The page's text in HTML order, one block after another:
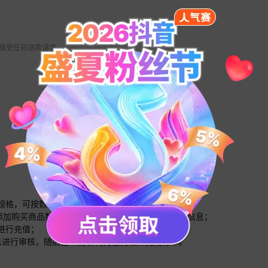
受任何退款请求。
格，可按数量下单购买；
购买商品数量，根据提示输入您需要充值的账号信息；
充值；
行审核，随后在20分钟内为您充值并完成订单。